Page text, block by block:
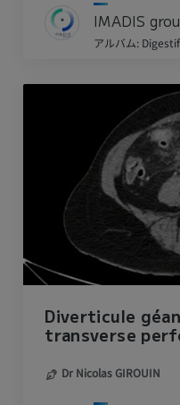
IMADIS
アルバム: Digestif
Diverticule
transverse
Dr Nicolas GIROUIN